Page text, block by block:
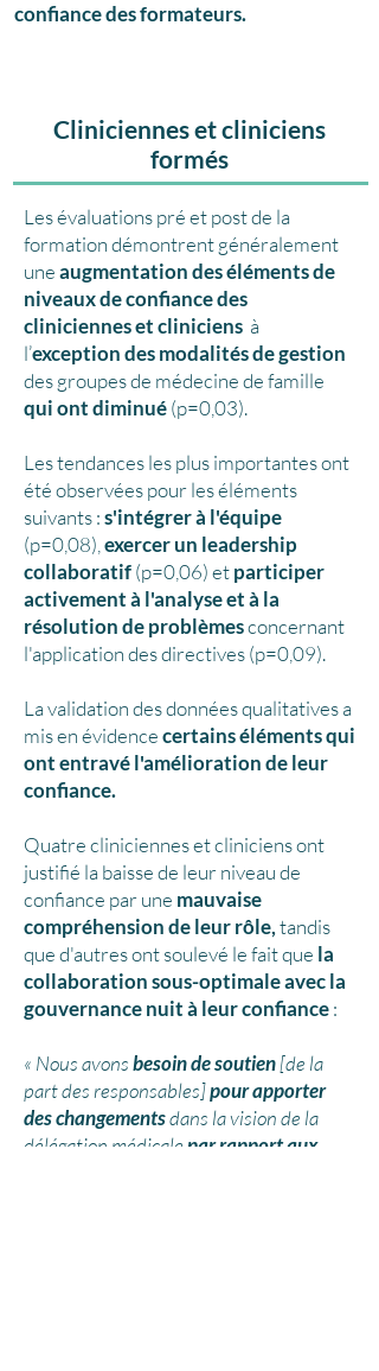
Cliniciennes et cliniciens
formés
confiance des formateurs.
Les évaluations pré et post de la
formation démontrent généralement
uneaugmentation des éléments de
niveaux de confiance des
cliniciennes et cliniciens à
l’exception des modalités de gestion
des groupes de médecine de famille
qui ont diminué(p=0,03).
Les tendances les plus importantes ont
été observées pour les éléments
suivants :s'intégrer à l'équipe
(p=0,08), exercer un leadership
collaboratif(p=0,06) etparticiper
activement à l'analyse et à la
résolution de problèmesconcernant
l'application des directives (p=0,09).
La validation des données qualitatives a
mis en évidencecertains éléments qui
ont entravé l'amélioration de leur
confiance.
Quatre cliniciennes et cliniciens ont
justifié la baisse de leur niveau de
confiance par une mauvaise
compréhension de leur rôle,tandis
que d'autres ont soulevé le fait que la
collaboration sous-optimale avec la
gouvernance nuit à leur confiance:
« Nous avonsbesoin de soutien[de la
part des responsables]pour apporter
des changementsdans la vision de la
délégation médicale par rapport aux